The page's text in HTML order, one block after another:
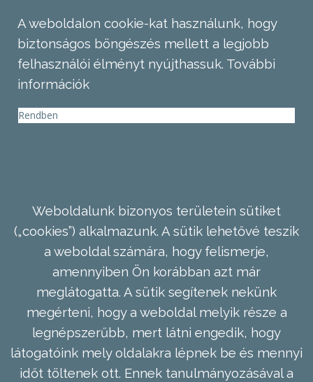
A weboldalon cookie-kat használunk, hogy
biztonságos böngészés mellett a legjobb
felhasználói élményt nyújthassuk. További
információk
Rendben
Weboldalunk bizonyos területein sütiket
(„cookies”) alkalmazunk. A sütik lehetővé teszik
a weboldal számára, hogy felismerje,
amennyiben Ön korábban azt már
meglátogatta. A sütik segítenek nekünk
megérteni, hogy a weboldal melyik része a
legnépszerűbb, mert látni engedik, hogy
látogatóink mely oldalakra lépnek be és mennyi
időt töltenek ott. Ennek tanulmányozásával a